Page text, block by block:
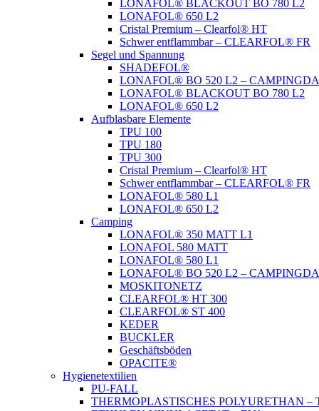
LONAFOL® BLACKOUT BO 780 L2
LONAFOL® 650 L2
Cristal Premium – Clearfol® HT
Schwer entflammbar – CLEARFOL® FR
Segel und Spannung
SHADEFOL®
LONAFOL® BO 520 L2 –
LONAFOL® BLACKOUT BO 780 L2
LONAFOL® 650 L2
Aufblasbare Elemente
TPU 100
TPU 180
TPU 300
Cristal Premium – Clearfol® HT
Schwer entflammbar – CLEARFOL® FR
LONAFOL® 580 L1
LONAFOL® 650 L2
Camping
LONAFOL® 350 MATT L1
LONAFOL 580 MATT
LONAFOL® 580 L1
LONAFOL® BO 520 L2 –
MOSKITONETZ
CLEARFOL® HT 300
CLEARFOL® ST 400
KEDER
BUCKLER
Geschäftsböden
OPACITE®
Hygienetextilien
PU-FALL
THERMOPLASTISCHES POLYURETHAN –